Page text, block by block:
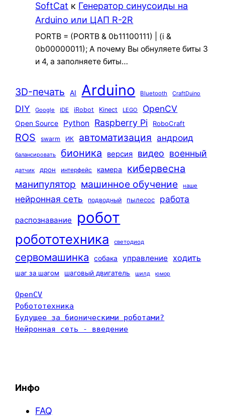
SoftCat к Генератор синусоиды на
Arduino или ЦАП R-2R
PORTB = (PORTB & 0b11100111) | (i &
0b00000011); А почему Вы обнуляете биты 3
и 4, а заполняете биты…
3D-печать AI Arduino Bluetooth CraftDuino
DIY Google IDE iRobot Kinect LEGO OpenCV
Open Source Python Raspberry Pi RoboCraft
ROS swarm ИК автоматизация андроид
балансировать бионика версия видео военный
датчик дрон интерфейс камера кибервесна
манипулятор машинное обучение наше
нейронная сеть подводный пылесос работа
распознавание робот
робототехника светодиод
сервомашинка собака управление ходить
шаг за шагом шаговый двигатель шилд юмор
OpenCV
Робототехника
Будущее за бионическими роботами?
Нейронная сеть - введение
Инфо
FAQ